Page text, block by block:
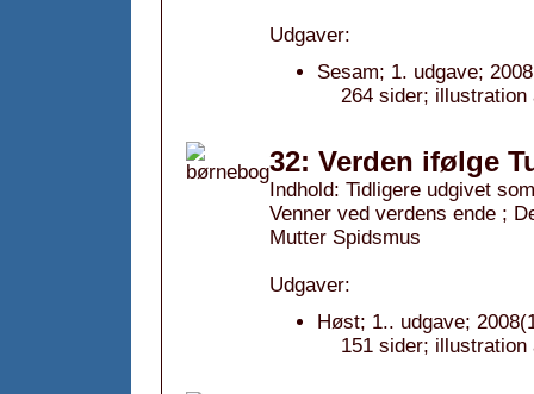
Udgaver:
Sesam; 1. udgave;
264 sider;
32: Verden ifølge
Indhold: Tidligere udgivet
Venner ved verdens ende ;
Mutter Spidsmus
Udgaver:
Høst; 1.. udgave;
151 sider; illustration